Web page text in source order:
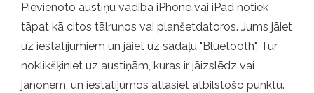
Pievienoto austiņu vadība iPhone vai iPad notiek
tāpat kā citos tālruņos vai planšetdatoros. Jums jāiet
uz iestatījumiem un jāiet uz sadaļu "Bluetooth". Tur
noklikšķiniet uz austiņām, kuras ir jāizslēdz vai
jānoņem, un iestatījumos atlasiet atbilstošo punktu.